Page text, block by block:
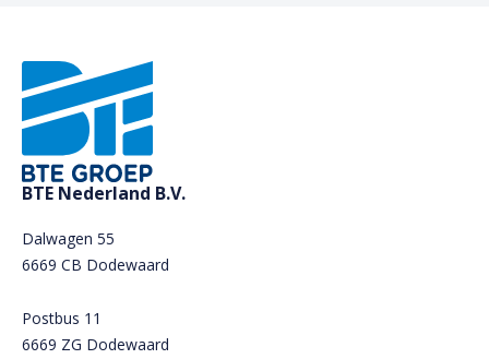
BTE Nederland B.V.
Dalwagen 55
6669 CB Dodewaard
Postbus 11
6669 ZG Dodewaard